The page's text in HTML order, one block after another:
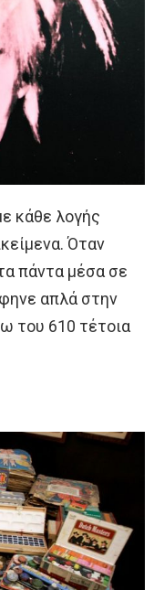
κάθε λογής
Όταν
πάντα μέσα σε
απλά στην
του 610 τέτοια